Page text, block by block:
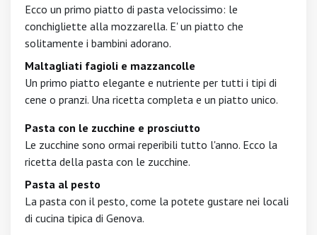
Ecco un primo piatto di pasta velocissimo: le
conchigliette alla mozzarella. E' un piatto che
solitamente i bambini adorano.
Maltagliati fagioli e mazzancolle
Un primo piatto elegante e nutriente per tutti i tipi di
cene o pranzi. Una ricetta completa e un piatto unico.
Pasta con le zucchine e prosciutto
Le zucchine sono ormai reperibili tutto l'anno. Ecco la
ricetta della pasta con le zucchine.
Pasta al pesto
La pasta con il pesto, come la potete gustare nei locali
di cucina tipica di Genova.